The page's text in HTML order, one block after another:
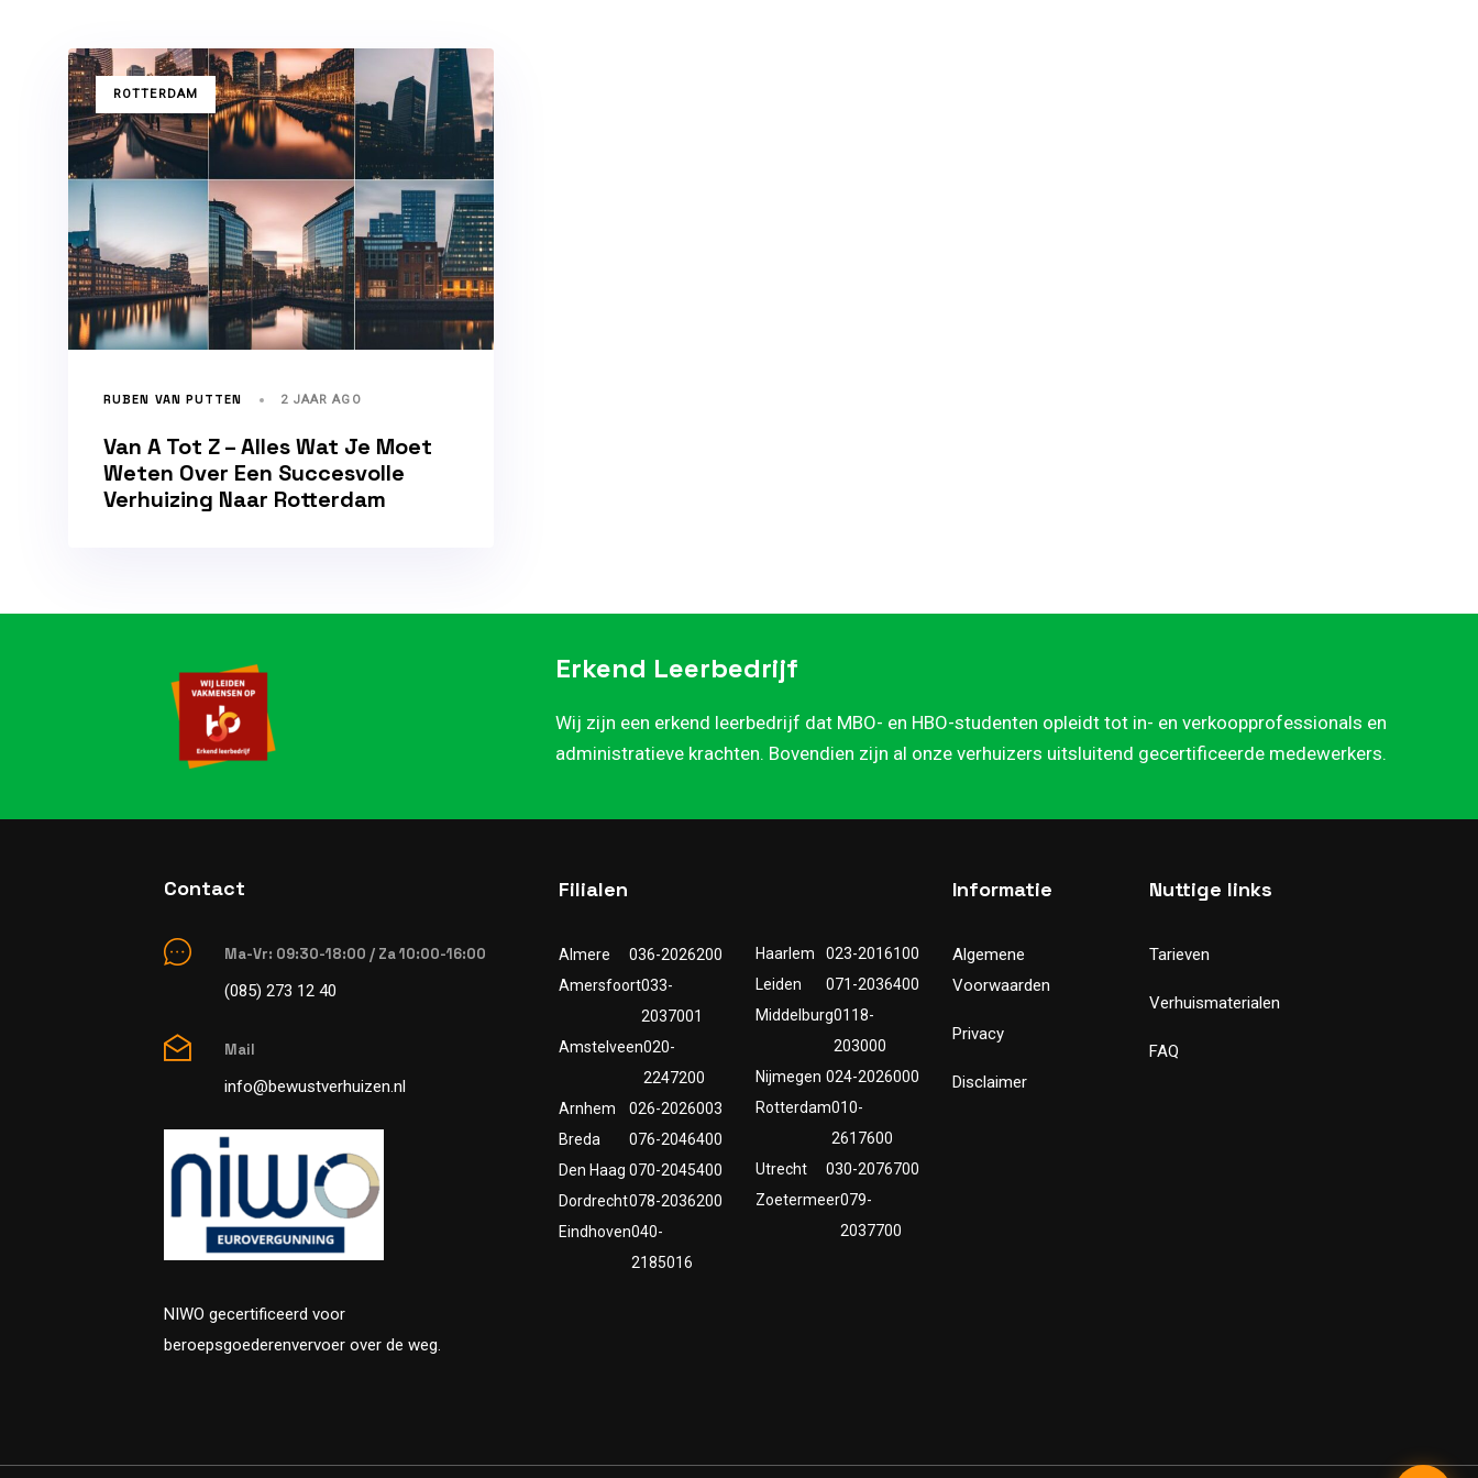
TAGSROTTERDAM
RUBEN VAN PUTTEN 2 JAAR AGO
Van A Tot Z – Alles Wat Je Moet
Weten Over Een Succesvolle
Verhuizing Naar Rotterdam
Erkend Leerbedrijf
Wij zijn een erkend leerbedrijf dat MBO- en HBO-studenten opleidt tot in- en verkoopprofessionals en
administratieve krachten. Bovendien zijn al onze verhuizers uitsluitend gecertificeerde medewerkers.
Contact
Ma-Vr: 09:30-18:00 / Za 10:00-16:00
(085) 273 12 40
Mail
info@bewustverhuizen.nl
NIWO gecertificeerd voor
beroepsgoederenvervoer over de weg.
Filialen
Almere
036-2026200
Amersfoort033-
2037001
Amstelveen020-
2247200
Arnhem
026-2026003
Breda
076-2046400
Den Haag 070-2045400
Dordrecht078-2036200
Eindhoven040-
2185016
Haarlem
023-2016100
Leiden
071-2036400
Middelburg0118-
203000
Nijmegen 024-2026000
Rotterdam010-
2617600
Utrecht
030-2076700
Zoetermeer079-
2037700
Informatie
Algemene
Voorwaarden
Privacy
Disclaimer
Nuttige links
Tarieven
Verhuismaterialen
FAQ